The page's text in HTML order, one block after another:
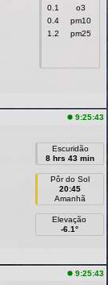
0.1
o3
0.4
pm10
1.2
pm25
9:25:43
Escuridão
8 hrs 43 min
Pôr do Sol
20:45
Amanhã
Elevação
-6.1°
9:25:43